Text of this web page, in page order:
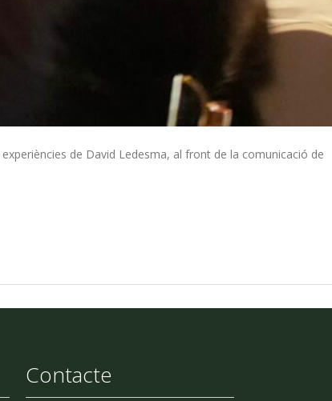
de David Ledesma, al front de la comunicació de
Contacte